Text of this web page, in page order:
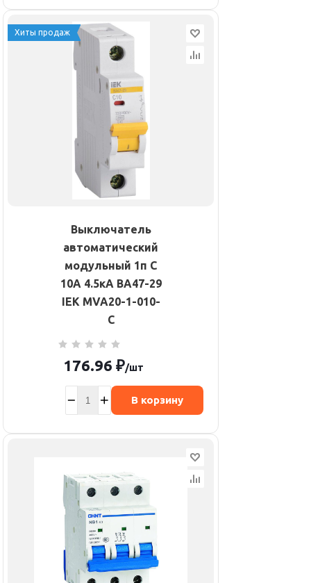
Хиты продаж
Выключатель
автоматический
модульный 1п C
10А 4.5кА ВА47-29
IEK MVA20-1-010-
C
176.96 ₽/шт
В корзину